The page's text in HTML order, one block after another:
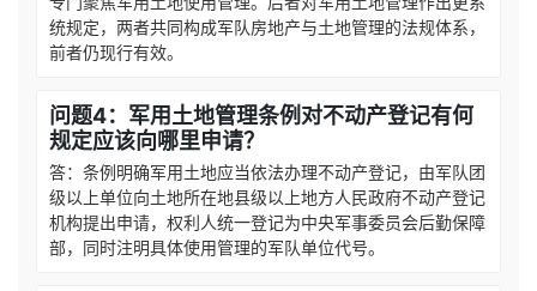
统规定，两者共同构成军队房地产与土地管理的法规体系，
前者仍现行有效。
问题4：军用土地管理条例对不动产登记有何
规定应该向哪里申请？
答：条例明确军用土地应当依法办理不动产登记，由军队团
级以上单位向土地所在地县级以上地方人民政府不动产登记
机构提出申请，权利人统一登记为中央军事委员会后勤保障
部，同时注明具体使用管理的军队单位代号。